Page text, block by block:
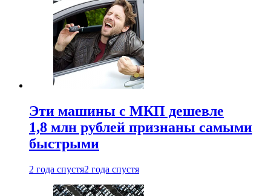
Эти машины с МКП дешевле
1,8 млн рублей признаны самыми
быстрыми
2 года спустя2 года спустя